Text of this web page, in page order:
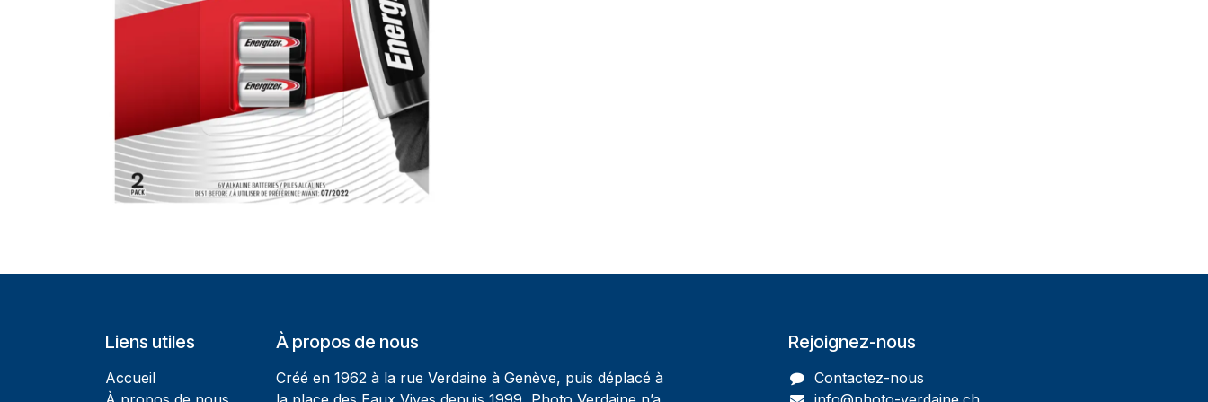
Liens utiles
Accueil
À propos de nous
Créé en 1962 à la rue Verdaine à Genève, puis déplacé à
Rejoignez-nous
Contactez-nous